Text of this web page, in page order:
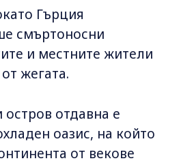
Гърция
смъртоносни
и местните жители
жегата.
отдавна е
оазис, на който
от векове